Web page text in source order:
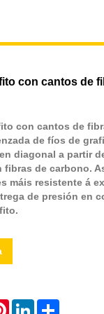
con cantos de
con cantos de
de fíos de
diagonal a partir
de carbono.
máis resistente á
de presión en
PinterestLinkedInShare